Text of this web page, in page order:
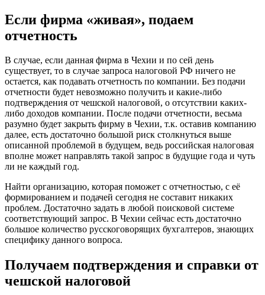
Если фирма «живая», подаем
отчетность
В случае, если данная фирма в Чехии и по сей день
существует, то в случае запроса налоговой РФ ничего не
остается, как подавать отчетность по компании. Без подачи
отчетности будет невозможно получить и какие-либо
подтверждения от чешской налоговой, о отсутствии каких-
либо доходов компании. После подачи отчетности, весьма
разумно будет закрыть фирму в Чехии, т.к. оставив компанию
далее, есть достаточно большой риск столкнуться выше
описанной проблемой в будущем, ведь российская налоговая
вполне может направлять такой запрос в будущие года и чуть
ли не каждый год.
Найти организацию, которая поможет с отчетностью, с её
формированием и подачей сегодня не составит никаких
проблем. Достаточно задать в любой поисковой системе
соответствующий запрос. В Чехии сейчас есть достаточно
большое количество русскоговорящих бухгалтеров, знающих
специфику данного вопроса.
Получаем подтверждения и справки от
чешской налоговой